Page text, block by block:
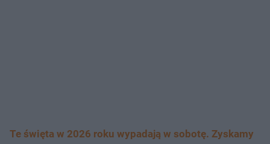
Te święta w 2026 roku wypadają w sobotę. Zyskamy